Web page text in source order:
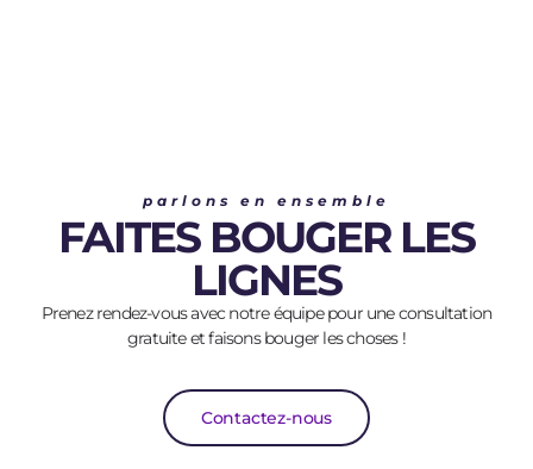
parlons en ensemble
FAITES BOUGER LES
LIGNES
Prenez rendez-vous avec notre équipe pour une consultation
gratuite et faisons bouger les choses !
Contactez-nous